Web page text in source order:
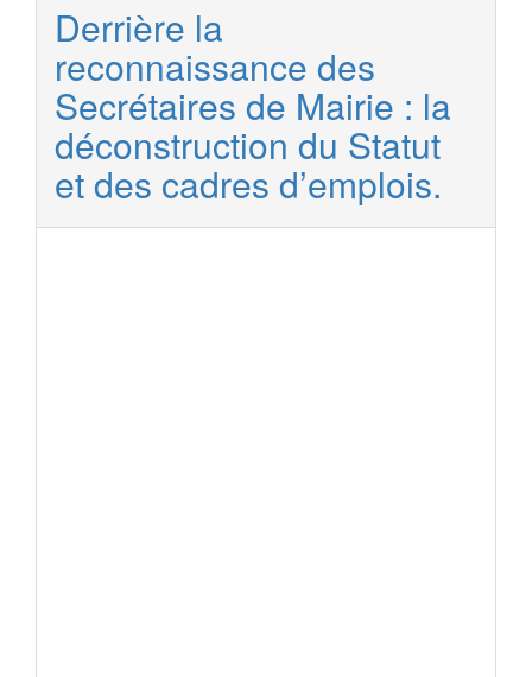
Derrière la
reconnaissance des
Secrétaires de Mairie : la
déconstruction du Statut
et des cadres d’emplois.